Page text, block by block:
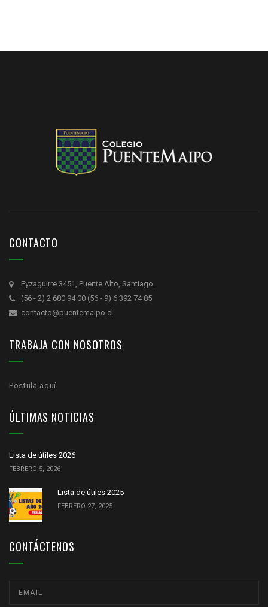
CONTACTO
Eyzaguirre 3451, Puente Alto, Santiago.
(56 - 2) 2 680 94 00 (56 - 9) 6 392 74 85
contacto@puentemaipo.cl
TRABAJA CON NOSOTROS
Postula aquí
ÚLTIMAS NOTICIAS
Lista de útiles 2026
FEBRERO 5, 2026
Lista de útiles 2025
FEBRERO 27, 2025
CONTÁCTENOS